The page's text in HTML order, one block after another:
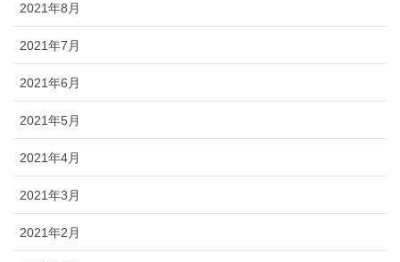
2021年8月
2021年7月
2021年6月
2021年5月
2021年4月
2021年3月
2021年2月